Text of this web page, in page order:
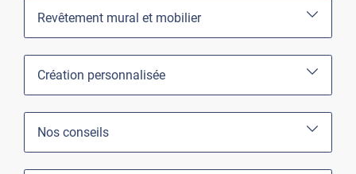
Revêtement mural et mobilier
Création personnalisée
Nos conseils